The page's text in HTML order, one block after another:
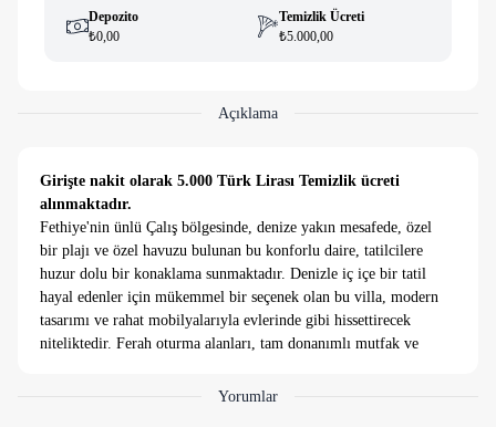
Depozito
₺0,00
Temizlik Ücreti
₺5.000,00
Açıklama
Girişte nakit olarak 5.000 Türk Lirası Temizlik ücreti
alınmaktadır.
Fethiye'nin ünlü Çalış bölgesinde, denize yakın mesafede, özel
bir plajı ve özel havuzu bulunan bu konforlu daire, tatilcilere
huzur dolu bir konaklama sunmaktadır. Denizle iç içe bir tatil
hayal edenler için mükemmel bir seçenek olan bu villa, modern
tasarımı ve rahat mobilyalarıyla evlerinde gibi hissettirecek
niteliktedir. Ferah oturma alanları, tam donanımlı mutfak ve
konforlu hale getirecek unsurlardandır.
Yorumlar